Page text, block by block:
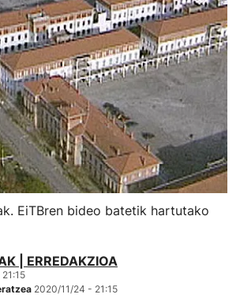
EiTBren bideo batetik hartutako
| ERREDAKZIOA
2020/11/24 - 21:15